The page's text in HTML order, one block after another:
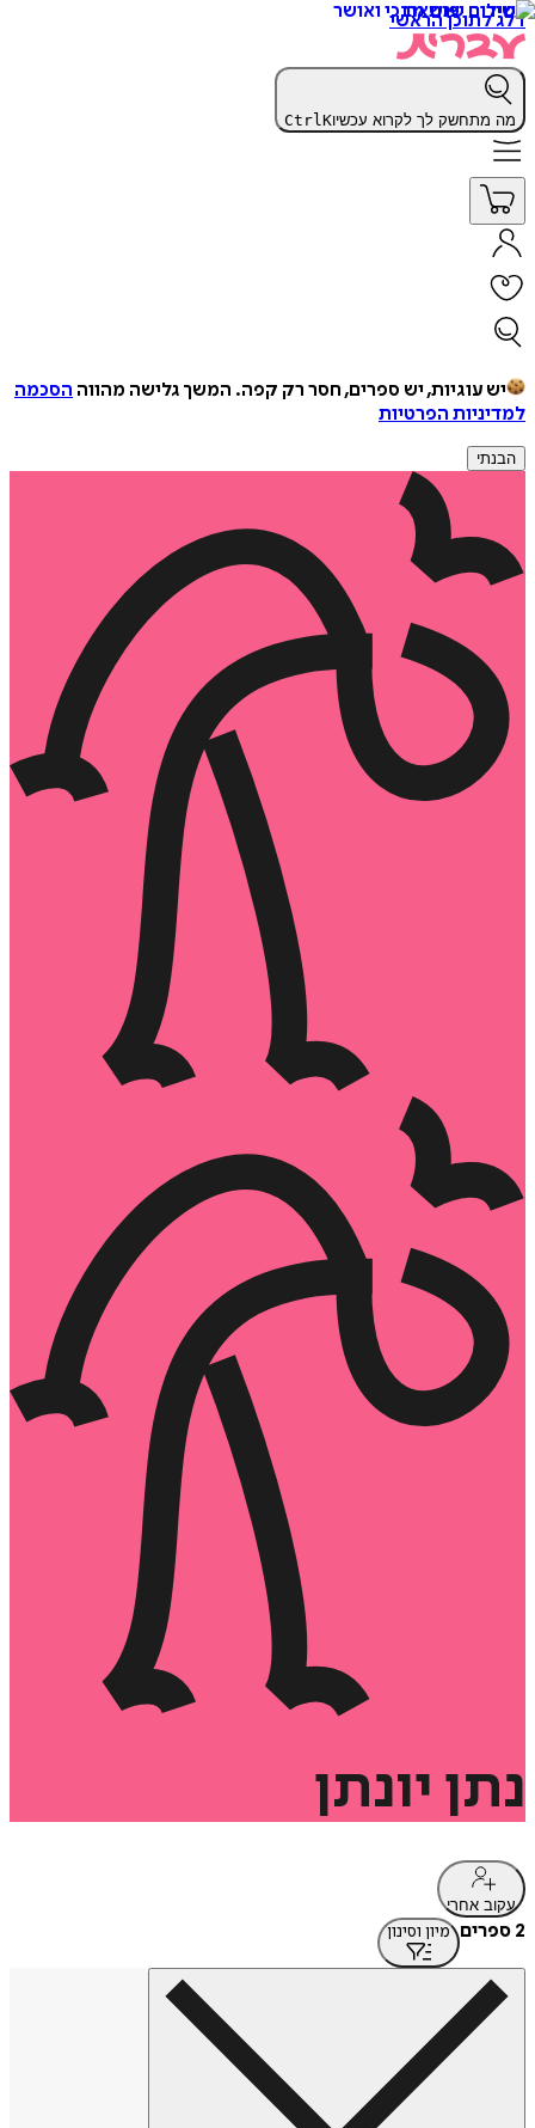
דלג לתוכן הראשי
מה מתחשק לך לקרוא עכשיו CtrlK
יש עוגיות, יש ספרים, חסר רק קפה. המשך גלישה מהווה הסכמה
למדיניות הפרטיות
הבנתי
נתן יונתן
עקוב אחרי
2 ספרים מיון וסינון